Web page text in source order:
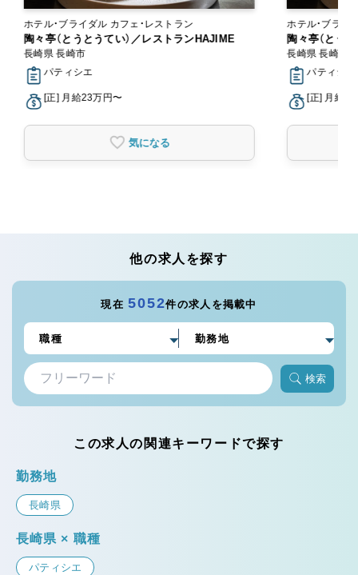
ホテル・ブライダル カフェ・レストラン
陶々亭（とうとうてい）／レストランHAJIME
長崎県 長崎市
パティシエ
[正] 月給23万円〜
気になる
陶々亭（とう
長崎県 長崎市
パティシエ
[正] 月給23
他の求人を探す
現在5052件の求人を掲載中
検索
この求人の関連キーワードで探す
勤務地
長崎県
長崎県 × 職種
パティシエ